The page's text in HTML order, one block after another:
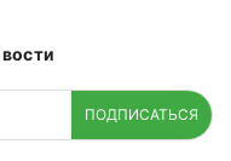
ПОДПИСАТЬСЯ